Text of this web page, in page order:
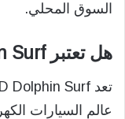
السوق المحلي.
هل تعتبر BYD Dolphin Surf خيارًا مناسبًا؟
عالم السيارات